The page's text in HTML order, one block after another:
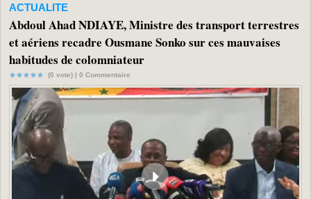
ACTUALITE
Abdoul Ahad NDIAYE, Ministre des transport terrestres
et aériens recadre Ousmane Sonko sur ces mauvaises
habitudes de colomniateur
(0 vote) | 0 Commentaire